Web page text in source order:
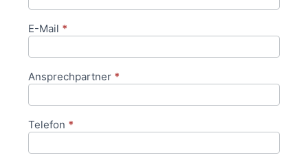
E-Mail *
Ansprechpartner *
Telefon *